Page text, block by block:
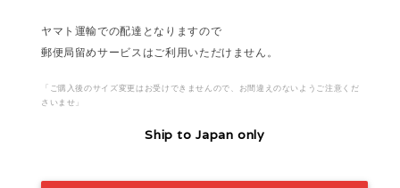
ヤマト運輸での配達となりますので
郵便局留めサービスはご利用いただけません。
「ご購入後のサイズ変更はお受けできませんので、お間違えのないようご注意くだ
さいませ」
Ship to Japan only